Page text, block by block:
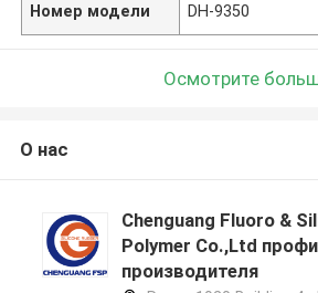
Номер модели DH-9350
Осмотрите
О нас
Chenguang Fluoro &
Polymer Co.,Ltd
производителя